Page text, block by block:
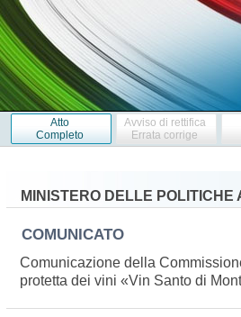
Atto
Completo
Avviso di rettifica
Errata corrige
MINISTERO DELLE POLITICHE
COMUNICATO
Comunicazione della
protetta dei vini «Vin Santo di